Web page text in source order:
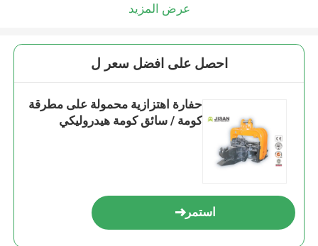
عرض المزيد
احصل على افضل سعر ل
حفارة اهتزازية محمولة على مطرقة
كومة / سائق كومة هيدروليكي
استمر